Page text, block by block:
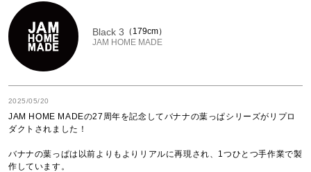
Black 3
JAM HOME MADE
179cm
2025/05/20
JAM HOME MADEの27周年を記念してバナナの葉っぱシリーズがリプロ
ダクトされました！
バナナの葉っぱは以前よりもよりリアルに再現され、1つひとつ手作業で製
作しています。